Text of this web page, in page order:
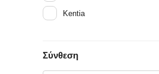
Kentia
Σύνθεση